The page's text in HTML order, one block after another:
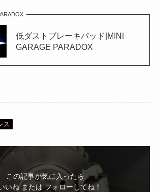
低ダストブレーキパッド|MINI
GARAGE PARADOX
ス
この記事が気に入ったら
いね または フォローしてね！